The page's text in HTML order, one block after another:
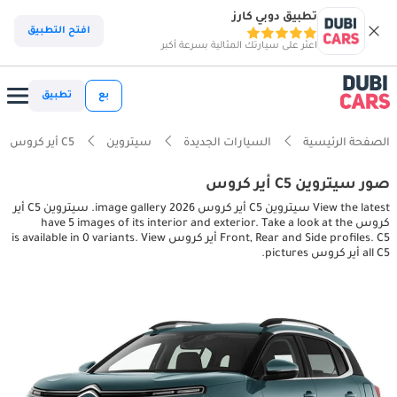
تطبيق دوبي كارز
اعثر على سيارتك المثالية بسرعة أكبر
افتح التطبيق
بع تطبيق
الصفحة الرئيسية السيارات الجديدة سيتروين C5 أير كروس
صور سيتروين C5 أير كروس
View the latest سيتروين C5 أير كروس 2026 image gallery. سيتروين C5 أير
كروس have 5 images of its interior and exterior. Take a look at the
Front, Rear and Side profiles. C5 أير كروس is available in 0 variants. View
all C5 أير كروس pictures.